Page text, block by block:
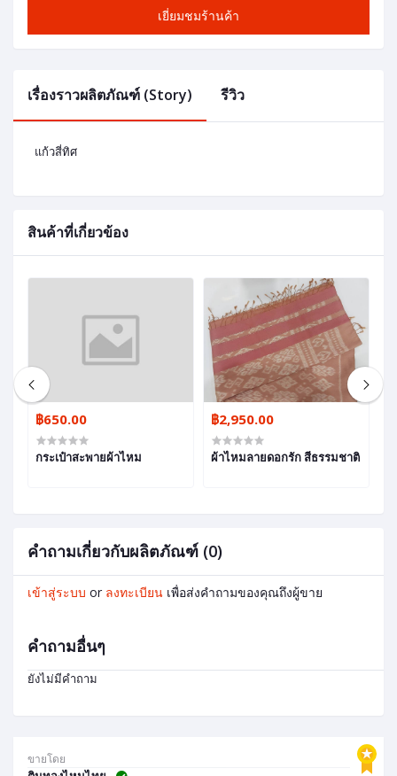
เยี่ยมชมร้านค้า
ขายโดย
เรื่องราวผลิตภัณฑ์ (Story) รีวิว
แก้วสี่ทิศ
สินค้าที่เกี่ยวข้อง
฿650.00
กระเป๋าสะพายผ้าไหม
฿2,950.00
ผ้าไหมลายดอกรัก สีธรรมชาติ
คำถามเกี่ยวกับผลิตภัณฑ์ (0)
เข้าสู่ระบบ or ลงทะเบียน เพื่อส่งคำถามของคุณถึงผู้ขาย
คำถามอื่นๆ
ยังไม่มีคำถาม